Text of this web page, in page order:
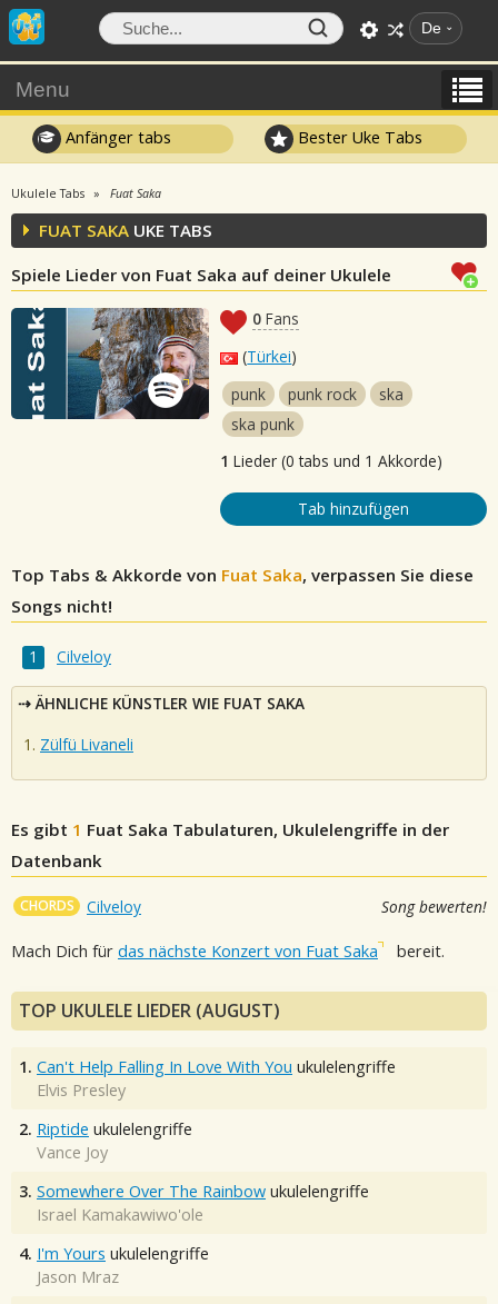
De
Menu
Anfänger tabs Bester Uke Tabs
Ukulele Tabs Fuat Saka
FUAT SAKA UKE TABS
Spiele Lieder von Fuat Saka auf deiner Ukulele
0 Fans
(Türkei)
punk
punk rock
ska
ska punk
1 Lieder (0 tabs und 1 Akkorde)
Tab hinzufügen
Top Tabs & Akkorde von Fuat Saka, verpassen Sie diese
Songs nicht!
Cilveloy
ÄHNLICHE KÜNSTLER WIE FUAT SAKA
Zülfü Livaneli
Es gibt 1 Fuat Saka Tabulaturen, Ukulelengriffe in der
Datenbank
CHORDS Cilveloy Song bewerten!
Mach Dich für das nächste Konzert von Fuat Saka bereit.
TOP UKULELE LIEDER (AUGUST)
1. Can't Help Falling In Love With You ukulelengriffe
Elvis Presley
2. Riptide ukulelengriffe
Vance Joy
3. Somewhere Over The Rainbow ukulelengriffe
Israel Kamakawiwo'ole
4. I'm Yours ukulelengriffe
Jason Mraz